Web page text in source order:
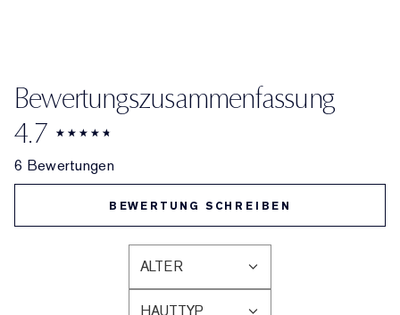
Bewertungszusammenfassung
4.7
6 Bewertungen
BEWERTUNG SCHREIBEN
ALTER
EINE
LISTE
HAUTTYP